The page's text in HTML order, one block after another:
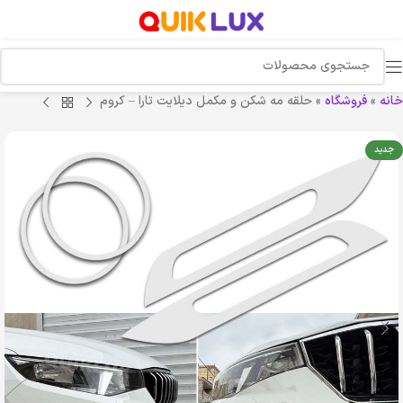
خانه »فروشگاه »حلقه مه شکن و مکمل دیلایت تارا – کروم
جدید